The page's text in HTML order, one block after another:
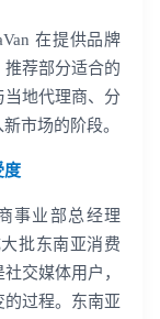
在提供品牌
荐部分适合的
地代理商、分
市场的阶段。
度
事业部总经理
批东南亚消费
交媒体用户，
过程。东南亚